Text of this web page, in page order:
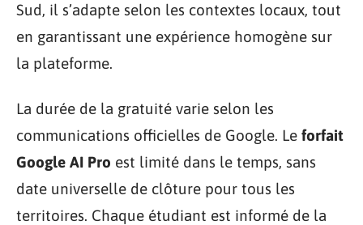
Sud, il s’adapte selon les contextes locaux, tout
en garantissant une expérience homogène sur
la plateforme.
La durée de la gratuité varie selon les
communications officielles de Google. Le forfait
Google AI Pro est limité dans le temps, sans
date universelle de clôture pour tous les
territoires. Chaque étudiant est informé de la